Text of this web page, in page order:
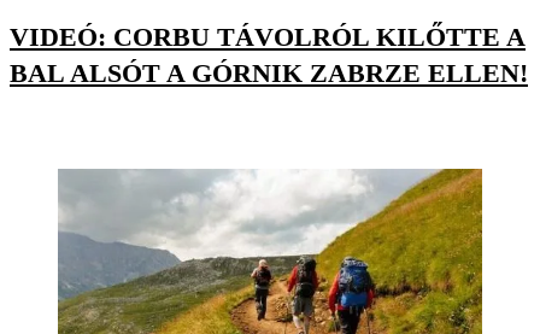
VIDEÓ: CORBU TÁVOLRÓL KILŐTTE A
BAL ALSÓT A GÓRNIK ZABRZE ELLEN!